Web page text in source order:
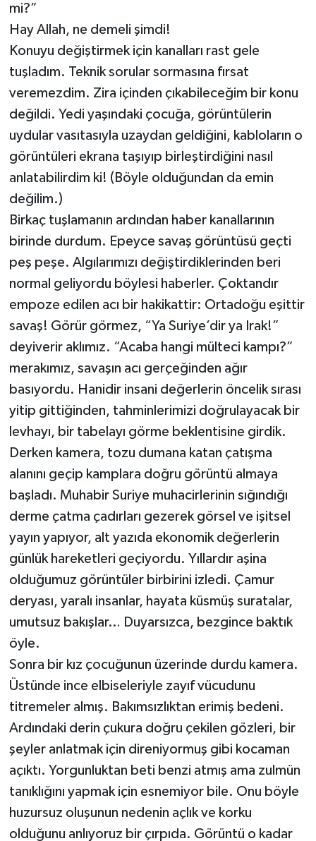
mi?”
Hay Allah, ne demeli şimdi!
Konuyu değiştirmek için kanalları rast gele
tuşladım. Teknik sorular sormasına fırsat
veremezdim. Zira içinden çıkabileceğim bir konu
değildi. Yedi yaşındaki çocuğa, görüntülerin
uydular vasıtasıyla uzaydan geldiğini, kabloların o
görüntüleri ekrana taşıyıp birleştirdiğini nasıl
anlatabilirdim ki! (Böyle olduğundan da emin
değilim.)
Birkaç tuşlamanın ardından haber kanallarının
birinde durdum. Epeyce savaş görüntüsü geçti
peş peşe. Algılarımızı değiştirdiklerinden beri
normal geliyordu böylesi haberler. Çoktandır
empoze edilen acı bir hakikattir: Ortadoğu eşittir
savaş! Görür görmez, “Ya Suriye’dir ya Irak!”
deyiverir aklımız. “Acaba hangi mülteci kampı?”
merakımız, savaşın acı gerçeğinden ağır
basıyordu. Hanidir insani değerlerin öncelik sırası
yitip gittiğinden, tahminlerimizi doğrulayacak bir
levhayı, bir tabelayı görme beklentisine girdik.
Derken kamera, tozu dumana katan çatışma
alanını geçip kamplara doğru görüntü almaya
başladı. Muhabir Suriye muhacirlerinin sığındığı
derme çatma çadırları gezerek görsel ve işitsel
yayın yapıyor, alt yazıda ekonomik değerlerin
günlük hareketleri geçiyordu. Yıllardır aşina
olduğumuz görüntüler birbirini izledi. Çamur
deryası, yaralı insanlar, hayata küsmüş suratalar,
umutsuz bakışlar… Duyarsızca, bezgince baktık
öyle.
Sonra bir kız çocuğunun üzerinde durdu kamera.
Üstünde ince elbiseleriyle zayıf vücudunu
titremeler almış. Bakımsızlıktan erimiş bedeni.
Ardındaki derin çukura doğru çekilen gözleri, bir
şeyler anlatmak için direniyormuş gibi kocaman
açıktı. Yorgunluktan beti benzi atmış ama zulmün
tanıklığını yapmak için esnemiyor bile. Onu böyle
huzursuz oluşunun nedenin açlık ve korku
olduğunu anlıyoruz bir çırpıda. Görüntü o kadar